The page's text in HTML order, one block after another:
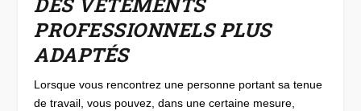
DES VÊTEMENTS
PROFESSIONNELS PLUS
ADAPTÉS
Lorsque vous rencontrez une personne portant sa tenue
de travail, vous pouvez, dans une certaine mesure,